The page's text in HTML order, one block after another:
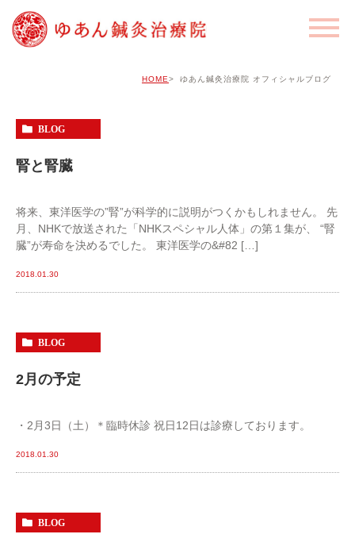
HOME ゆあん鍼灸治療院 オフィシャルブログ
BLOG
腎と腎臓
将来、東洋医学の”腎”が科学的に説明がつくかもしれません。 先
月、NHKで放送された「NHKスペシャル人体」の第１集が、 “腎
臓”が寿命を決めるでした。 東洋医学の&#82 […]
2018.01.30
BLOG
2月の予定
・2月3日（土）＊臨時休診 祝日12日は診療しております。
2018.01.30
BLOG